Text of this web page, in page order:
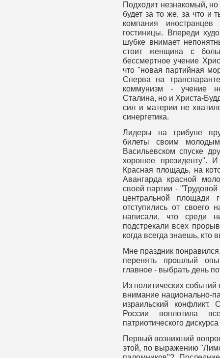
Подходит незнакомый, но
будет за то же, за что и
компания
гостиницы. Впереди
шубке внимает
стоит женщина с
бессмертное учение
что "новая партийная
Сперва на
коммунизм - учение
Сталина, но и Христа-
сил и материи не
синергетика.
Лидеры на трибуне
билеты своим
Васильевском спуске
хорошее президенту".
Красная площадь, на
Авангарда красной
своей партии -
центральной
отступились от
написали, что среди
подстрекали всех
когда всегда знаешь, кто
Мне праздник
перенять прошлый
главное - выбрать день
Из политических
внимание национально-
израильский
России воплотила
патриотического
Первый возникший
этой, по выражению